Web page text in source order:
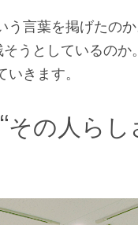
言葉を掲げたのか
うとしているの
きます。
その人ら